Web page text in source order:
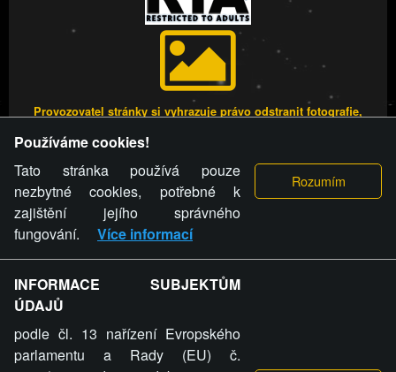
Provozovatel stránky si vyhrazuje právo odstranit fotografie,
stránky týče, ani osoba, která umístila fotografii nebo video na
stránku, nemůže z důvodu odstranění fotografie, videa nebo
komentáře pro výše uvedenou okolnost uplatnit vůči
provozovateli stránky žádný nárok na náhradu škody nebo
nemajetkové újmy.
FREESEX.CZ - to je Vaše každodenní dávka
Používáme cookies!
Tato stránka používá pouze
nezbytné cookies, potřebné k
zajištění jejího správného
fungování.
Více informací
INFORMACE SUBJEKTŮM
ÚDAJŮ
podle čl. 13 nařízení Evropského
parlamentu a Rady (EU) č.